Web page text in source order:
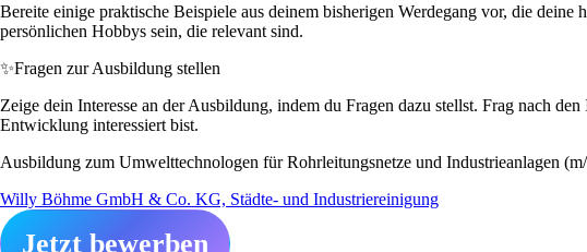
Bereite einige praktische Beispiele aus deinem bisherigen Werdegang vor, die
persönlichen Hobbys sein, die relevant sind.
✨Fragen zur Ausbildung stellen
Zeige dein Interesse an der Ausbildung, indem du Fragen dazu stellst. Frag nach
Entwicklung interessiert bist.
Ausbildung zum Umwelttechnologen für Rohrleitungsnetze und Industrieanlagen
Willy Böhme GmbH & Co. KG, Städte- und Industriereinigung
Jetzt bewerben